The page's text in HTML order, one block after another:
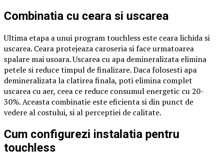
Combinatia cu ceara si uscarea
Ultima etapa a unui program touchless este ceara lichida si
uscarea. Ceara protejeaza caroseria si face urmatoarea
spalare mai usoara. Uscarea cu apa demineralizata elimina
petele si reduce timpul de finalizare. Daca folosesti apa
demineralizata la clatirea finala, poti elimina complet
uscarea cu aer, ceea ce reduce consumul energetic cu 20-
30%. Aceasta combinatie este eficienta si din punct de
vedere al costului, si al perceptiei de calitate.
Cum configurezi instalatia pentru
touchless